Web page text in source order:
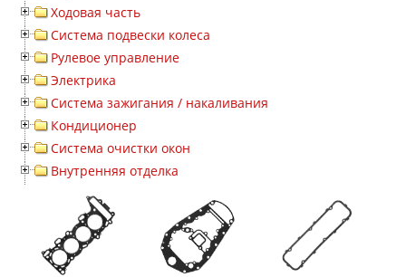
Ходовая часть
Система подвески колеса
Рулевое управление
Электрика
Система зажигания / накаливания
Кондиционер
Система очистки окон
Внутренняя отделка